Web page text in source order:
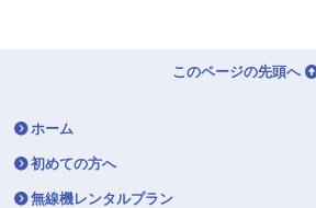
このページの先頭へ
ホーム
初めての方へ
無線機レンタルプラン